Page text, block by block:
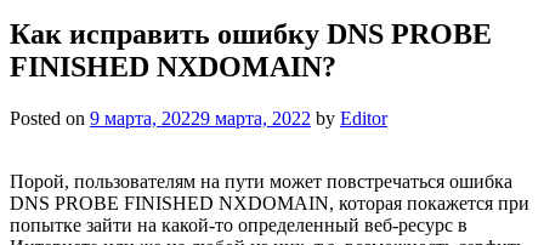
Как исправить ошибку DNS PROBE
FINISHED NXDOMAIN?
Posted on 9 марта, 20229 марта, 2022 by Editor
Порой, пользователям на пути может повстречаться ошибка
DNS PROBE FINISHED NXDOMAIN, которая покажется при
попытке зайти на какой-то определенный веб-ресурс в